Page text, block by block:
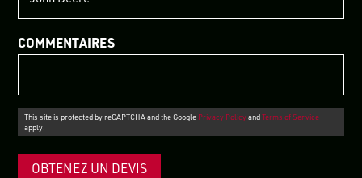
COMMENTAIRES
This site is protected by reCAPTCHA and the Google Privacy PolicyandTerms of Service
apply.
OBTENEZ UN DEVIS